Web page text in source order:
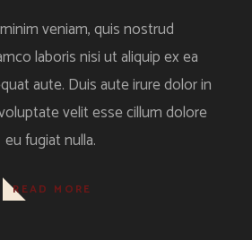
veniam, quis nostrud
laboris nisi ut aliquip ex ea
aute. Duis aute irure dolor in
velit esse cillum dolore
eu fugiat nulla.
READ MORE